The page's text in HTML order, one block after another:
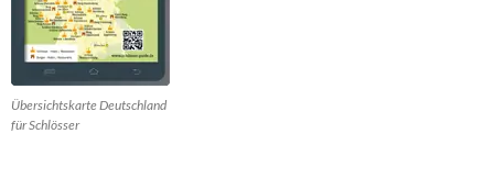
Übersichtskarte Deutschland
für Schlösser